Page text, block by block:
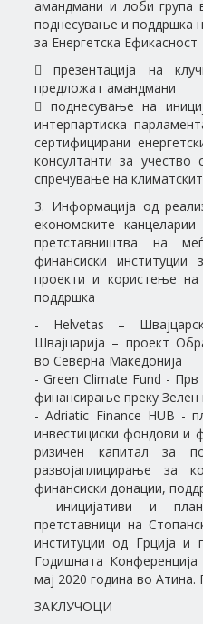
амандмани и лоби
поднесување и поддршка
за Енергетска Ефикасност
 презентација на
предложат амандмани
 поднесување на
интерпартиска
сертифицирани
консултанти за учество
спречување на
3. Информација од
економските
претставништва на
финансиски институции
проекти и користење
поддршка
- Helvetas –
Швајцарија – проект
во Северна Македонија
- Green Climate Fund -
финансирање преку
- Adriatic Finance HUB -
инвестициски фондови и
ризичен капитал за
развојаплицирање за
финансиски донации,
- иницијативи и
претставници на
институции од Грција и
Годишната
мај 2020 година во Атина.
ЗАКЛУЧОЦИ